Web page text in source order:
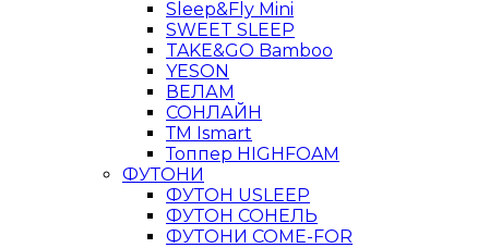
Sleep&Fly Mini
SWEET SLEEP
TAKE&GO Bamboo
YESON
ВЕЛАМ
СОНЛАЙН
ТМ Ismart
Топпер HIGHFOAM
ФУТОНИ
ФУТОН USLEEP
ФУТОН СОНЕЛЬ
ФУТОНИ COME-FOR